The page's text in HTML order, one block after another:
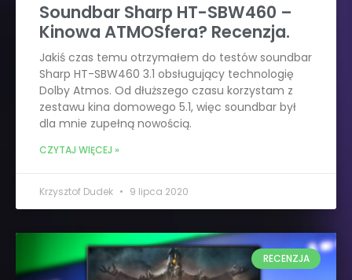
Soundbar Sharp HT-SBW460 –
Kinowa ATMOSfera? Recenzja.
Jakiś czas temu otrzymałem do testów soundbar
Sharp HT-SBW460 3.1 obsługujący technologię
Dolby Atmos. Od dłuższego czasu korzystam z
zestawu kina domowego 5.1, więc soundbar był
dla mnie zupełną nowością.
CZYTAJ WIĘCEJ »
Krzysztof Dudek 9 lipca 2020
RECENZJA